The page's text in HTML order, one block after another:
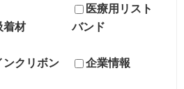
着材
医療用リスト
バンド
ンクリボン
企業情報